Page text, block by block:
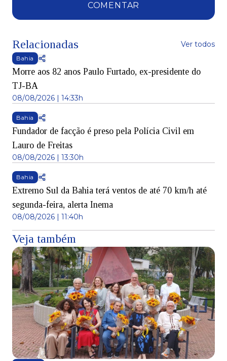
COMENTAR
Relacionadas Ver todos
Bahia
Morre aos 82 anos Paulo Furtado, ex-presidente do
TJ-BA
08/08/2026 | 14:33h
Bahia
Fundador de facção é preso pela Polícia Civil em
Lauro de Freitas
08/08/2026 | 13:30h
Bahia
Extremo Sul da Bahia terá ventos de até 70 km/h até
segunda-feira, alerta Inema
08/08/2026 | 11:40h
Veja também